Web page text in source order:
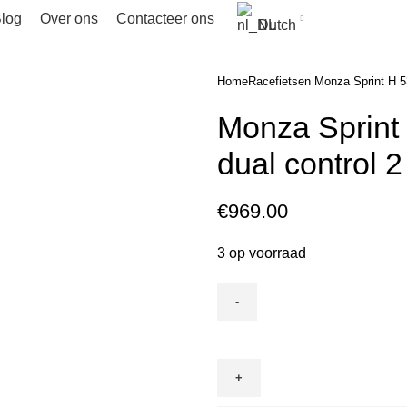
Over ons Contacteer ons Dutch
HomeRacefietsen Monza Sprint H
Monza
dual control
€969.00
3 op voorraad